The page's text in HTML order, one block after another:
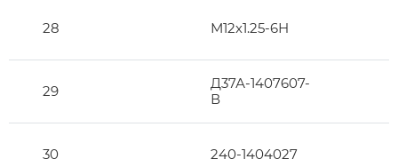
28 М12х1.25-6Н
29
Д37А-1407607-
В
30 240-1404027